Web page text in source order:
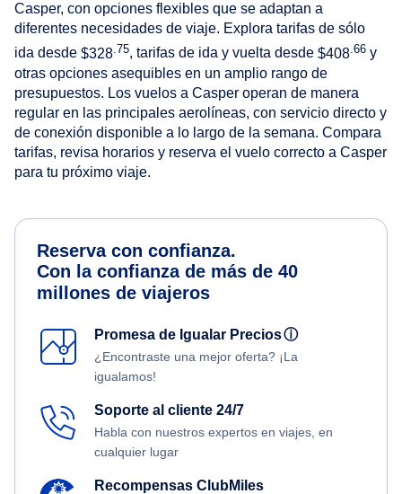
Casper, con opciones flexibles que se adaptan a
diferentes necesidades de viaje. Explora tarifas de sólo
ida desde $328 .75, tarifas de ida y vuelta desde $408 .66 y
otras opciones asequibles en un amplio rango de
presupuestos. Los vuelos a Casper operan de manera
regular en las principales aerolíneas, con servicio directo y
de conexión disponible a lo largo de la semana. Compara
tarifas, revisa horarios y reserva el vuelo correcto a Casper
para tu próximo viaje.
Reserva con confianza.
Con la confianza de más de 40
millones de viajeros
Promesa de Igualar Preciosⓘ
¿Encontraste una mejor oferta? ¡La
igualamos!
Soporte al cliente 24/7
Habla con nuestros expertos en viajes, en
cualquier lugar
Recompensas ClubMiles